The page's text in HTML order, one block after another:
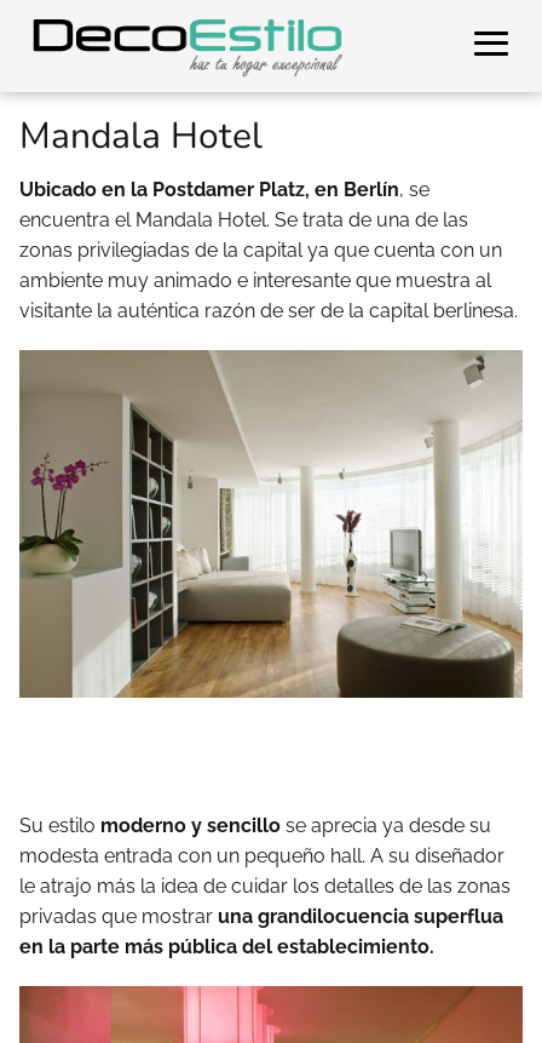
Mandala Hotel
Ubicado en la Postdamer Platz, en Berlín, se
encuentra el Mandala Hotel. Se trata de una de las
zonas privilegiadas de la capital ya que cuenta con un
ambiente muy animado e interesante que muestra al
visitante la auténtica razón de ser de la capital berlinesa.
Su estilo moderno y sencillo se aprecia ya desde su
modesta entrada con un pequeño hall. A su diseñador
le atrajo más la idea de cuidar los detalles de las zonas
privadas que mostrar una grandilocuencia superflua
en la parte más pública del establecimiento.